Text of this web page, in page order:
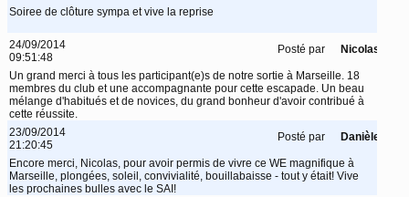
Soiree de clôture sympa et vive la reprise
24/09/2014
09:51:48
Posté par Nicolas
Un grand merci à tous les participant(e)s de notre sortie à Marseille. 18
membres du club et une accompagnante pour cette escapade. Un beau
mélange d'habitués et de novices, du grand bonheur d'avoir contribué à
cette réussite.
23/09/2014
21:20:45
Posté par Danièle
Encore merci, Nicolas, pour avoir permis de vivre ce WE magnifique à
Marseille, plongées, soleil, convivialité, bouillabaisse - tout y était! Vive
les prochaines bulles avec le SAI!